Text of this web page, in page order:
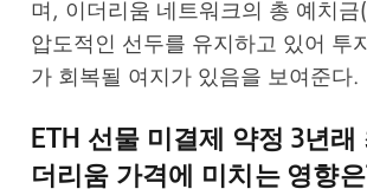
며, 이더리움 네트워크의 총 예치금
압도적인 선두를 유지하고 있어 투
가 회복될 여지가 있음을 보여준다.
ETH 선물 미결제 약정 3년래
더리움 가격에 미치는 영향